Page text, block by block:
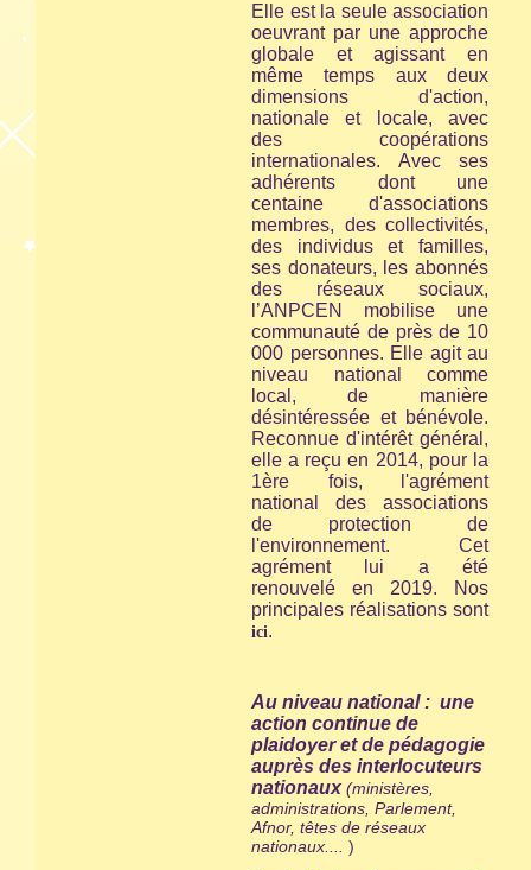
Elle est la seule association
oeuvrant par une approche
globale et agissant en
même temps aux deux
dimensions d'action,
nationale et locale, avec
des coopérations
internationales. Avec ses
adhérents dont une
centaine d'associations
membres, des collectivités,
des individus et familles,
ses donateurs, les abonnés
des réseaux sociaux,
l’ANPCEN mobilise une
communauté de près de 10
000 personnes. Elle agit au
niveau national comme
local, de manière
désintéressée et bénévole.
Reconnue d'intérêt général,
elle a reçu en 2014, pour la
1ère fois, l'agrément
national des associations
de protection de
l'environnement. Cet
agrément lui a été
renouvelé en 2019. Nos
principales réalisations sont
ici.
Au niveau national : une
action continue de
plaidoyer et de pédagogie
auprès des interlocuteurs
nationaux (ministères,
administrations, Parlement,
Afnor, têtes de réseaux
nationaux....
)